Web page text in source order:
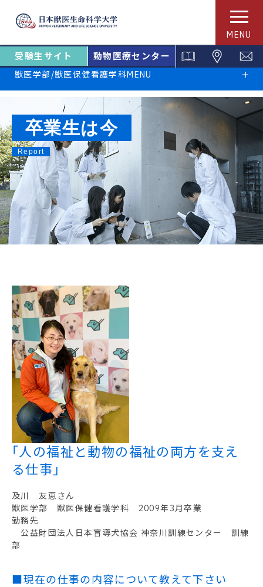
MENU
受験生サイト 動物医療センター
卒業生は今
Report
獣医学部/獣医保健看護学科MENU
｢人の福祉と動物の福祉の両方を支え
る仕事｣
及川 友恵さん
獣医学部 獣医保健看護学科 2009年3月卒業
勤務先
公益財団法人日本盲導犬協会 神奈川訓練センター 訓練
部
■現在の仕事の内容について教えて下さい